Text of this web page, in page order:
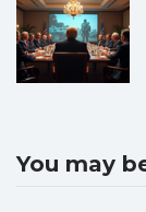
You may